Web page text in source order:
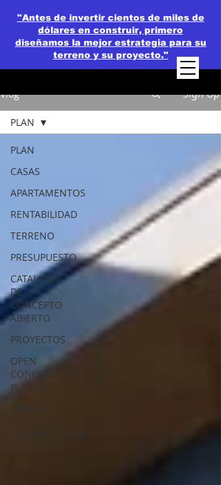
"Antes de invertir cientos de miles de
dólares en construir, primero
diseñamos la mejor estrategia para su
terreno y su proyecto."
Vlog Sign Up
PLAN
CASAS
APARTAMENTOS
RENTABILIDAD
TERRENO
PRESUPUESTO
CATALOGO
DE
CONCEPTO
ABIERTO
PROYECTOS
OPEN
CONCEPT
PLAN 💎
CONSTRUCCION
PLAN